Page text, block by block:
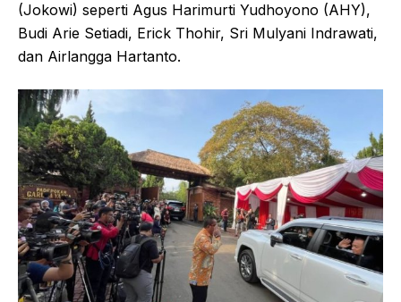
(Jokowi) seperti Agus Harimurti Yudhoyono (AHY),
Budi Arie Setiadi, Erick Thohir, Sri Mulyani Indrawati,
dan Airlangga Hartanto.